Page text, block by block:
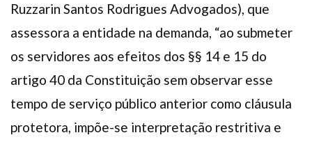
Ruzzarin Santos Rodrigues Advogados), que
assessora a entidade na demanda, “ao submeter
os servidores aos efeitos dos §§ 14 e 15 do
artigo 40 da Constituição sem observar esse
tempo de serviço público anterior como cláusula
protetora, impõe-se interpretação restritiva e